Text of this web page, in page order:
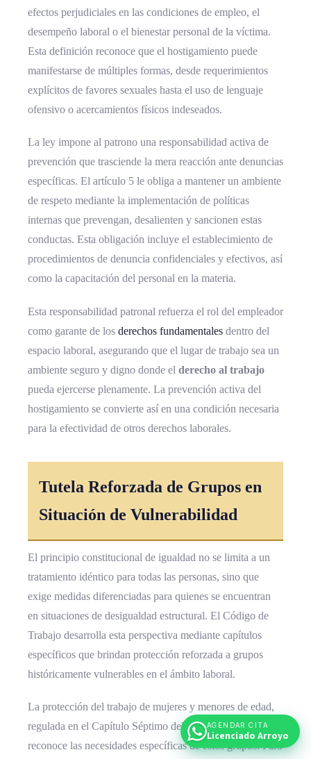
efectos perjudiciales en las condiciones de empleo, el
desempeño laboral o el bienestar personal de la víctima.
Esta definición reconoce que el hostigamiento puede
manifestarse de múltiples formas, desde requerimientos
explícitos de favores sexuales hasta el uso de lenguaje
ofensivo o acercamientos físicos indeseados.
La ley impone al patrono una responsabilidad activa de
prevención que trasciende la mera reacción ante denuncias
específicas. El artículo 5 le obliga a mantener un ambiente
de respeto mediante la implementación de políticas
internas que prevengan, desalienten y sancionen estas
conductas. Esta obligación incluye el establecimiento de
procedimientos de denuncia confidenciales y efectivos, así
como la capacitación del personal en la materia.
Esta responsabilidad patronal refuerza el rol del empleador
como garante de los derechos fundamentales dentro del
espacio laboral, asegurando que el lugar de trabajo sea un
ambiente seguro y digno donde el derecho al trabajo
pueda ejercerse plenamente. La prevención activa del
hostigamiento se convierte así en una condición necesaria
para la efectividad de otros derechos laborales.
Tutela Reforzada de Grupos en
Situación de Vulnerabilidad
El principio constitucional de igualdad no se limita a un
tratamiento idéntico para todas las personas, sino que
exige medidas diferenciadas para quienes se encuentran
en situaciones de desigualdad estructural. El Código de
Trabajo desarrolla esta perspectiva mediante capítulos
específicos que brindan protección reforzada a grupos
históricamente vulnerables en el ámbito laboral.
La protección del trabajo de mujeres y menores de edad,
regulada en el Capítulo Séptimo del Código de Trabajo,
reconoce las necesidades específicas de estos grupos. Para
AGENDAR CITA
Licenciado Arroyo